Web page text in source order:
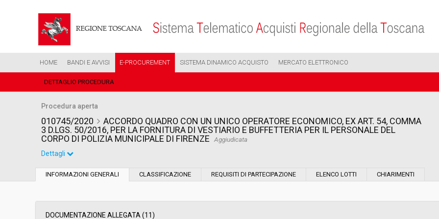
HOME BANDI E AVVISI E-PROCUREMENT SISTEMA DINAMICO ACQUISTO MERCATO ELETTRONICO
DETTAGLIO PROCEDURA
Procedura aperta
010745/2020
ACCORDO QUADRO CON UN UNICO OPERATORE ECONOMICO, EX ART. 54, COMMA
3 D.LGS. 50/2016, PER LA FORNITURA DI VESTIARIO E BUFFETTERIA PER IL PERSONALE DEL
CORPO DI POLIZIA MUNICIPALE DI FIRENZE
Aggiudicata
Data pubblicazione:
Dettagli
INFORMAZIONI GENERALI CLASSIFICAZIONE REQUISITI DI PARTECIPAZIONE ELENCO LOTTI CHIARIMENTI
DOCUMENTAZIONE ALLEGATA (11)